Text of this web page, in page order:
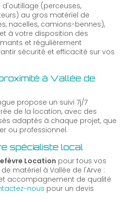
(perceuses,
au gros matériel de
nacelles, camions-bennes),
à votre disposition des
et régulièrement
sécurité et efficacité sur vos
à Vallée de
propose un suivi 7j/7
de la location, avec des
adaptés à chaque projet, que
ou professionnel.
spécialiste local
Location pour tous vos
matériel à Vallée de l'Arve :
accompagnement de qualité
nous pour un devis